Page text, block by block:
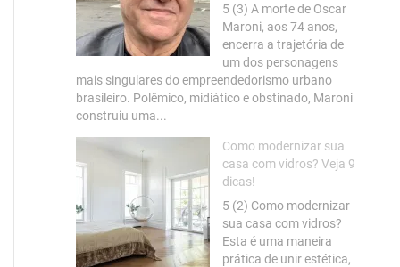
5 (3) A morte de Oscar
Maroni, aos 74 anos,
encerra a trajetória de
um dos personagens
mais singulares do empreendedorismo urbano
brasileiro. Polêmico, midiático e obstinado, Maroni
construiu uma...
Como modernizar sua
casa com vidros? Veja 9
dicas!
5 (2) Como modernizar
sua casa com vidros?
Esta é uma maneira
prática de unir estética,